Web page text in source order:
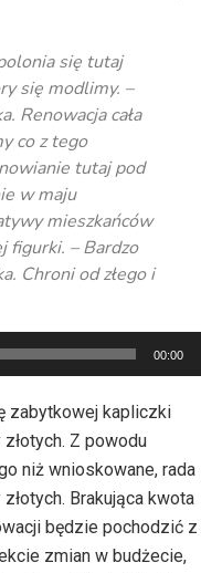
się tutaj
się modlimy. –
Renowacja cała
co z tego
tutaj pod
w maju
mieszkańców
figurki. – Bardzo
Chroni od złego i
00:00
zabytkowej kapliczki
Z powodu
niż wnioskowane, rada
Brakująca kwota
będzie pochodzić z
zmian w budżecie,